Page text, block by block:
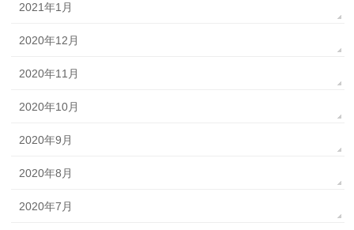
2021年1月
2020年12月
2020年11月
2020年10月
2020年9月
2020年8月
2020年7月